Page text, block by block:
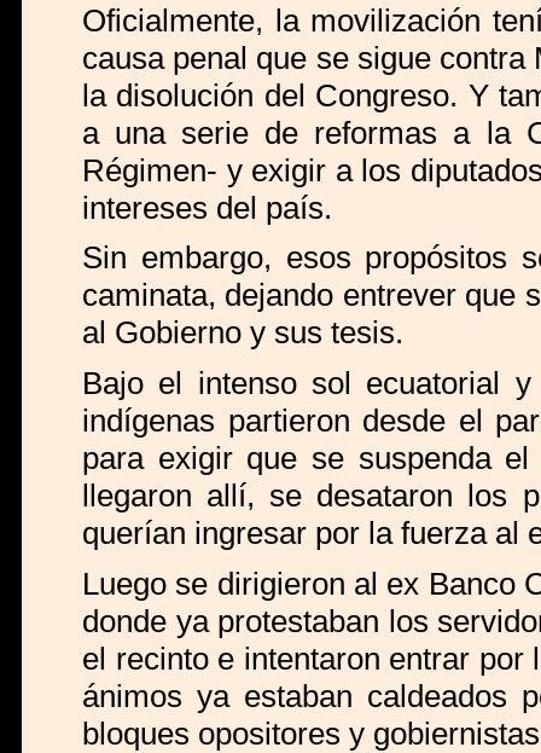
Oficialmente, la movilización
causa penal que se sigue
la disolución del Congreso. Y
a una serie de reformas a la
Régimen- y exigir a los
intereses del país.
Sin embargo, esos propósitos
caminata, dejando entrever que
al Gobierno y sus tesis.
Bajo el intenso sol ecuatorial
indígenas partieron desde el
para exigir que se suspenda
llegaron allí, se desataron los
querían ingresar por la fuerza al
Luego se dirigieron al ex Banco
donde ya protestaban los
el recinto e intentaron entrar
ánimos ya estaban caldeados
bloques opositores y